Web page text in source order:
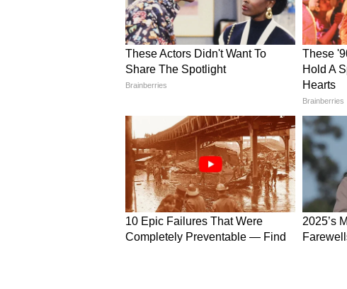
इसके साथ ही, घर में पवित्रता बढ़ने से देवी
होती हैं, ऐसी मान्यता है।
5
5